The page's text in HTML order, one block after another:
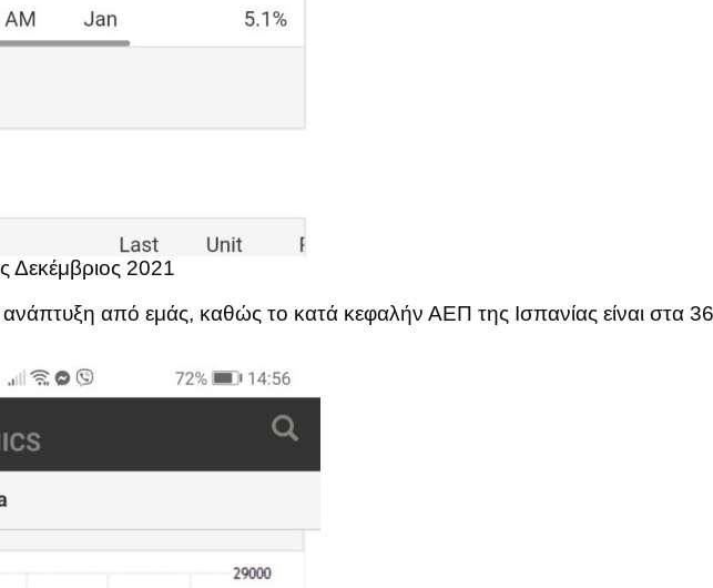
Δεκέμβριος 2021
από εμάς, καθώς το κατά κεφαλήν ΑΕΠ της Ισπανίας είναι στα